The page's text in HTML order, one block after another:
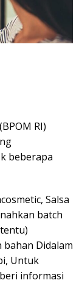
RI)
beberapa
Salsa
batch
Didalam
Untuk
informasi